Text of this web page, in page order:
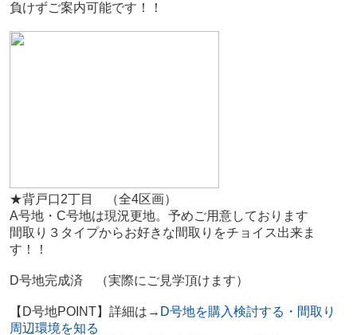
負けずご案内可能です！！
★背戸口2丁目 （全4区画）
A号地・C号地は現況更地。予めご用意しております
間取り３タイプからお好きな間取りをチョイス出来ま
す！！
D号地完成済 （実際にご見学頂けます）
【D号地POINT】詳細は→ D号地を購入検討する・間取り
周辺環境を知る